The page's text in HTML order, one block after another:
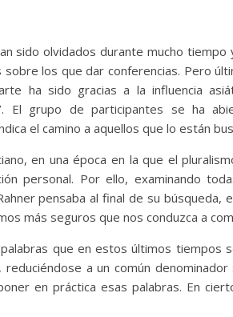
sido olvidados durante mucho
los que dar conferencias. Pero
ha sido gracias a la influencia
El grupo de participantes se ha
el camino a aquellos que lo están
en una época en la que el
personal. Por ello, examinando
pensaba al final de su búsqueda,
más seguros que nos conduzca a
palabras que en estos últimos
a un común
en práctica esas palabras. En